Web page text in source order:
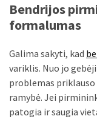
Bendrijos
formalumas
Galima sakyti, kad
variklis. Nuo jo
problemas
ramybė. Jei
patogia ir saugia